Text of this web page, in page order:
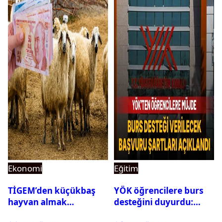
Ekonomi
TİGEM’den küçükbaş
hayvan almak
Eğitim
YÖK öğrencilere burs
desteğini duyurdu: